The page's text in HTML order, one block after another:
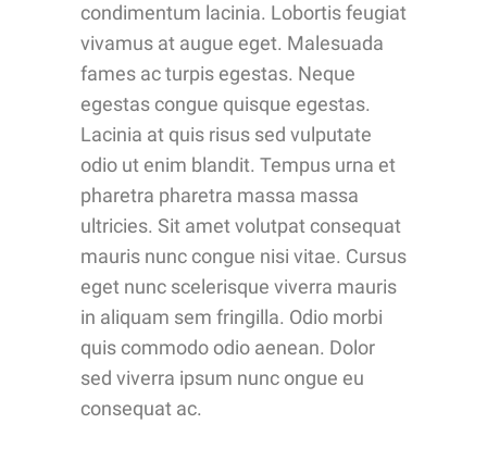
condimentum lacinia. Lobortis feugiat
vivamus at augue eget. Malesuada
fames ac turpis egestas. Neque
egestas congue quisque egestas.
Lacinia at quis risus sed vulputate
odio ut enim blandit. Tempus urna et
pharetra pharetra massa massa
ultricies. Sit amet volutpat consequat
mauris nunc congue nisi vitae. Cursus
eget nunc scelerisque viverra mauris
in aliquam sem fringilla. Odio morbi
quis commodo odio aenean. Dolor
sed viverra ipsum nunc ongue eu
consequat ac.